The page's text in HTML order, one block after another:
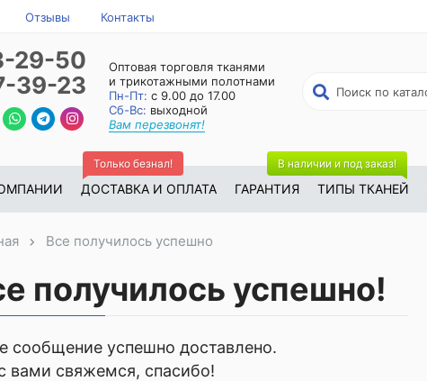
Отзывы Контакты
29-50
39-23
Оптовая торговля тканями
и трикотажными полотнами
Пн-Пт: с 9.00 до 17.00
Сб-Вс: выходной
Вам перезвонят!
ДОСТАВКА И ОПЛАТА
Только безнал!
ГАРАНТИЯ ТИПЫ ТКАНЕЙ
В наличии и под заказ!
Все получилось успешно
получилось успешно!
сообщение успешно доставлено.
вами свяжемся, спасибо!